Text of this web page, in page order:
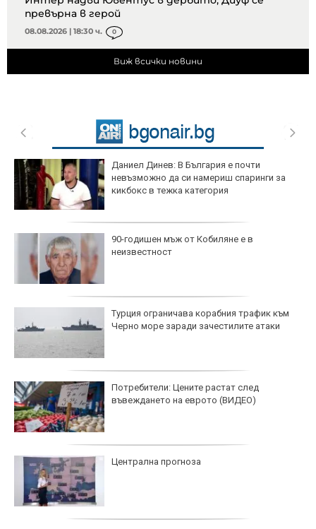
превърна в герой
08.08.2026 | 18:30 ч. 0
Виж всички новини
Даниел Динев: В България е почти
невъзможно да си намериш спаринги за
кикбокс в тежка категория
90-годишен мъж от Кобиляне е в
неизвестност
Турция ограничава корабния трафик към
Черно море заради зачестилите атаки
Потребители: Цените растат след
въвеждането на еврото (ВИДЕО)
Централна прогноза